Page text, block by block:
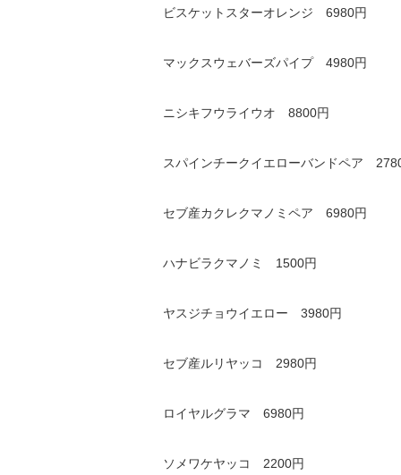
ビスケットスターオレンジ 6980円
マックスウェバーズパイプ 4980円
ニシキフウライウオ 8800円
スパインチークイエローバンドペア
セブ産カクレクマノミペア 6980円
ハナビラクマノミ 1500円
ヤスジチョウイエロー 3980円
セブ産ルリヤッコ 2980円
ロイヤルグラマ 6980円
ソメワケヤッコ 2200円